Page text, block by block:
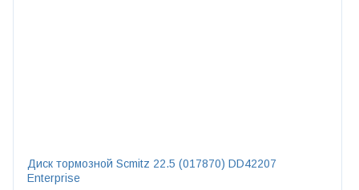
Диск тормозной Scmitz 22.5 (017870) DD42207
Enterprise